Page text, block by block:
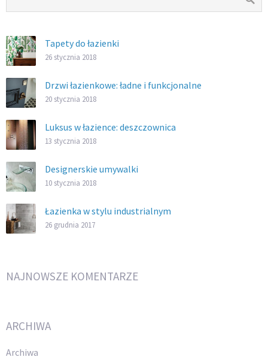
Tapety do łazienki
26 stycznia 2018
Drzwi łazienkowe: ładne i funkcjonalne
20 stycznia 2018
Luksus w łazience: deszczownica
13 stycznia 2018
Designerskie umywalki
10 stycznia 2018
Łazienka w stylu industrialnym
26 grudnia 2017
NAJNOWSZE KOMENTARZE
ARCHIWA
Archiwa